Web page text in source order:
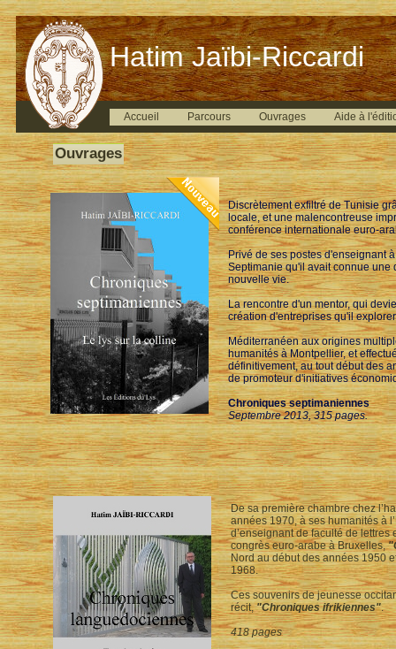
Hatim Jaïbi-Riccardi
Accueil Parcours Ouvrages Aide à
Ouvrages
Discrètement exfiltré de Tunisie
locale, et une malencontreuse
conférence internationale euro-
Privé de ses postes d'enseignant
Septimanie qu'il avait connue une
nouvelle vie.
La rencontre d'un mentor, qui
création d'entreprises qu'il
Méditerranéen aux origines
humanités à Montpellier, et
définitivement, au tout début des
de promoteur d'initiatives
Chroniques septimaniennes
Septembre 2013, 315 pages.
De sa première chambre chez
années 1970, à ses humanités à
d’enseignant de faculté de lettres
congrès euro-arabe à Bruxelles,
Nord au début des années 1950
1968.
Ces souvenirs de jeunesse
récit,"Chroniques ifrikiennes".
418 pages